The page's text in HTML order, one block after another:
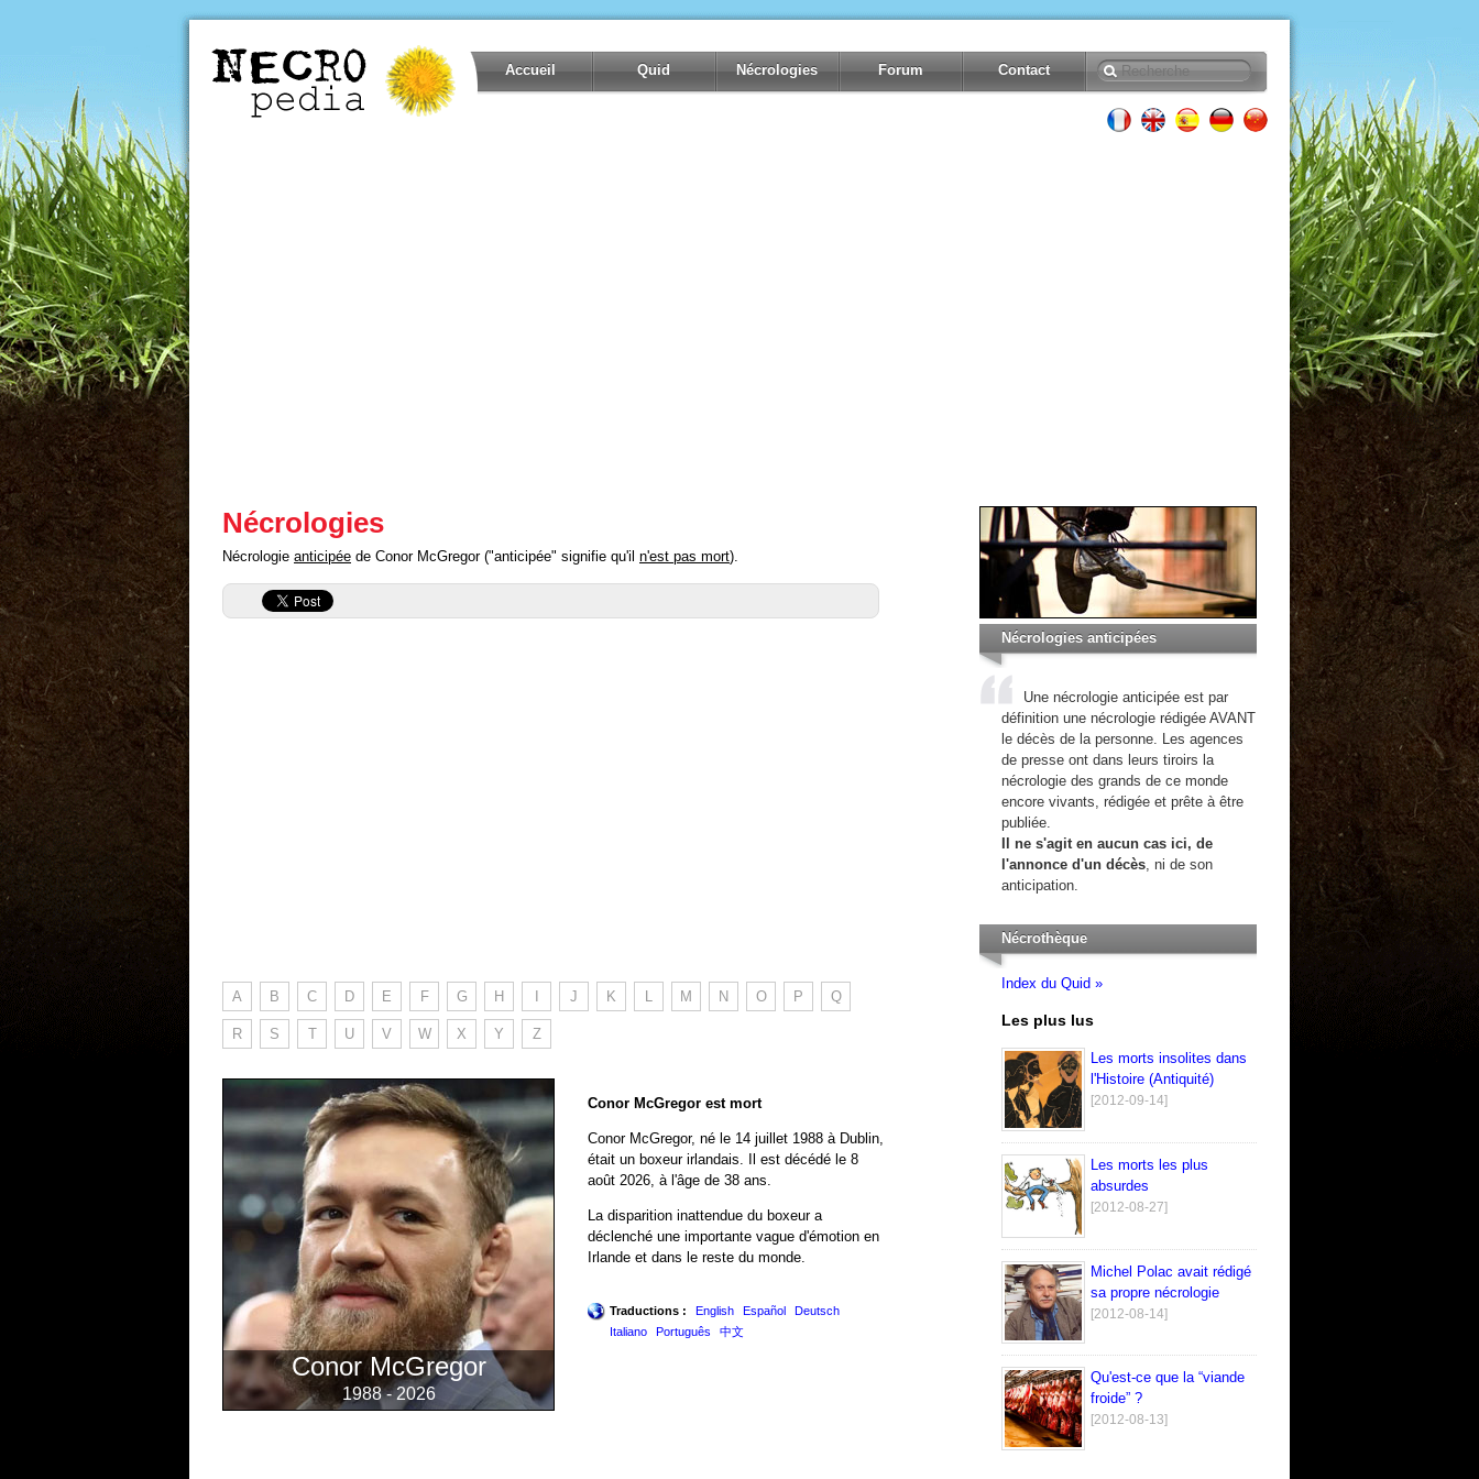
Accueil Quid Nécrologies Forum Contact
Nécrologies
Nécrologie anticipée de Conor McGregor ("anticipée" signifie qu'il n'est pas mort).
A B C D E F G H J K L M N O P Q
R S T U V W X Y Z
Conor McGregor
1988 - 2026
Conor McGregor est mort
Conor McGregor, né le 14 juillet 1988 à Dublin,
était un boxeur irlandais. Il est décédé le 8
août 2026, à l'âge de 38 ans.
La disparition inattendue du boxeur a
déclenché une importante vague d'émotion en
Irlande et dans le reste du monde.
Traductions : English Español
Deutsch
Italiano
Português 中文
Nécrologies anticipées
Une nécrologie anticipée est par
définition une nécrologie rédigée AVANT
le décès de la personne. Les agences
de presse ont dans leurs tiroirs la
nécrologie des grands de ce monde
encore vivants, rédigée et prête à être
publiée.
Il ne s'agit en aucun cas ici, de
l'annonce d'un décès, ni de son
anticipation.
Nécrothèque
Index du Quid »
Les plus lus
Les morts insolites dans
l'Histoire (Antiquité)
[2012-09-14]
Les morts les plus
absurdes
[2012-08-27]
Michel Polac avait rédigé
sa propre nécrologie
[2012-08-14]
Qu'est-ce que la “viande
froide” ?
[2012-08-13]